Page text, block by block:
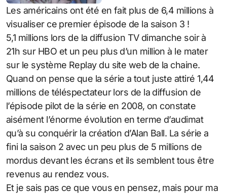
Les américains ont été en fait plus de 6,4 millions à
visualiser ce premier épisode de la saison 3 !
5,1 millions lors de la diffusion TV dimanche soir à
21h sur HBO et un peu plus d’un million à le mater
sur le système Replay du site web de la chaine.
Quand on pense que la série a tout juste attiré 1,44
millions de téléspectateur lors de la diffusion de
l’épisode pilot de la série en 2008, on constate
aisément l’énorme évolution en terme d’audimat
qu’à su conquérir la création d’Alan Ball. La série a
fini la saison 2 avec un peu plus de 5 millions de
mordus devant les écrans et ils semblent tous être
revenus au rendez vous.
Et je sais pas ce que vous en pensez, mais pour ma